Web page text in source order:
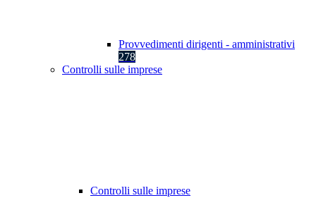
Provvedimenti dirigenti - amministrativi
278
Controlli sulle imprese
Controlli sulle imprese